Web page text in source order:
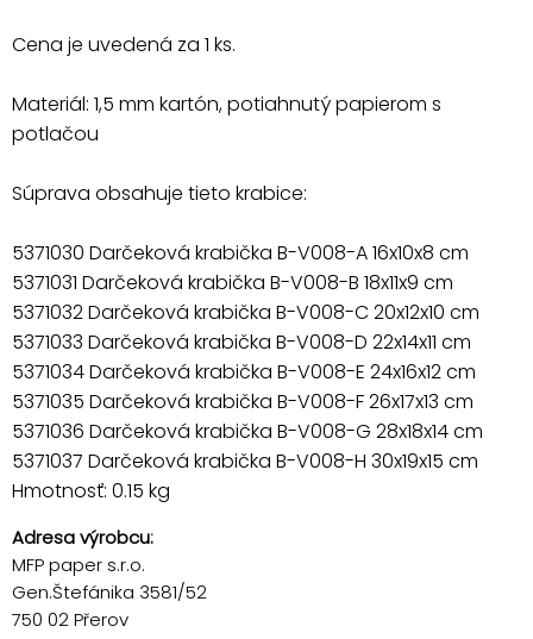
Cena je uvedená za 1 ks.
Materiál: 1,5 mm kartón, potiahnutý papierom s
potlačou
Súprava obsahuje tieto krabice:
5371030 Darčeková krabička B-V008-A 16x10x8 cm
5371031 Darčeková krabička B-V008-B 18x11x9 cm
5371032 Darčeková krabička B-V008-C 20x12x10 cm
5371033 Darčeková krabička B-V008-D 22x14x11 cm
5371034 Darčeková krabička B-V008-E 24x16x12 cm
5371035 Darčeková krabička B-V008-F 26x17x13 cm
5371036 Darčeková krabička B-V008-G 28x18x14 cm
5371037 Darčeková krabička B-V008-H 30x19x15 cm
Hmotnosť: 0.15 kg
Adresa výrobcu:
MFP paper s.r.o.
Gen.Štefánika 3581/52
750 02 Přerov